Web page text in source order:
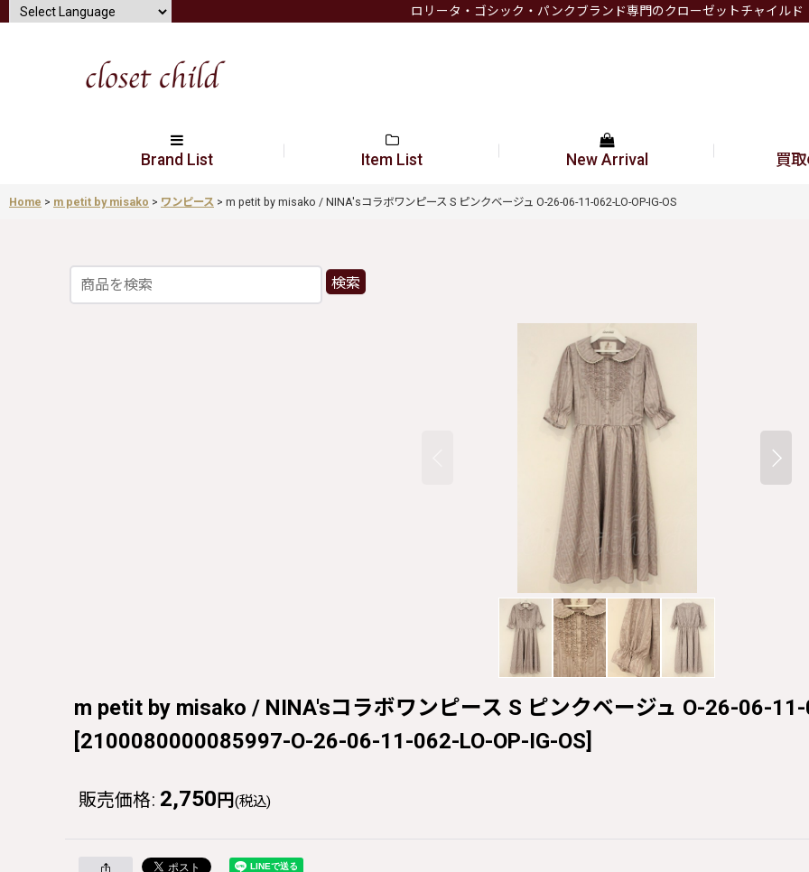
ロリータ・ゴシック・パンクブランド専門のクローゼットチャイルド
Brand List Item List New Arrival 買
Home > m petit by misako > ワンピース > m petit by misako / NINA'sコラボワンピース S ピンクベージュ O-26-06-11-062-LO-OP-IG-OS
検索
m petit by misako / NINA'sコラボワンピース S ピンクベージュ O-26-06-11-
[2100080000085997-O-26-06-11-062-LO-OP-IG-OS]
販売価格: 2,750 円 (税込)